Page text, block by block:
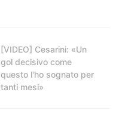
[VIDEO] Cesarini: «Un
gol decisivo come
questo l'ho sognato per
tanti mesi»